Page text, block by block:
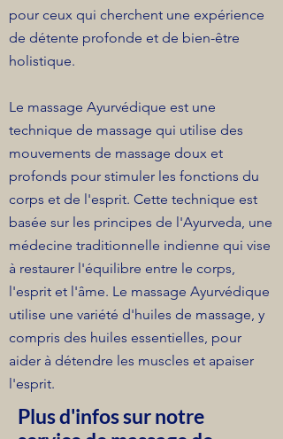
pour ceux qui cherchent une expérience
de détente profonde et de bien-être
holistique.
Le massage Ayurvédique est une
technique de massage qui utilise des
mouvements de massage doux et
profonds pour stimuler les fonctions du
corps et de l'esprit. Cette technique est
basée sur les principes de l'Ayurveda, une
médecine traditionnelle indienne qui vise
à restaurer l'équilibre entre le corps,
l'esprit et l'âme. Le massage Ayurvédique
utilise une variété d'huiles de massage, y
compris des huiles essentielles, pour
aider à détendre les muscles et apaiser
l'esprit.
Plus d'infos sur notre